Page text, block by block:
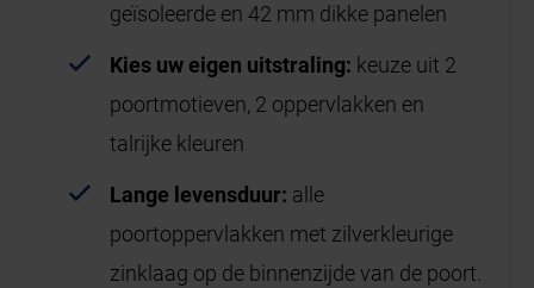
geïsoleerde en 42 mm dikke panelen
Kies uw eigen uitstraling: keuze uit 2
poortmotieven, 2 oppervlakken en
talrijke kleuren
Lange levensduur: alle
poortoppervlakken met zilverkleurige
zinklaag op de binnenzijde van de poort.